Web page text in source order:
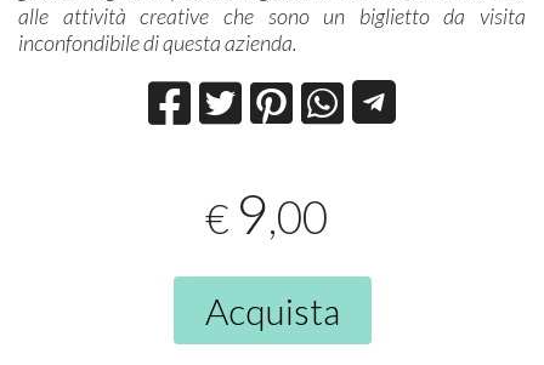
alle attività creative che sono un biglietto da visita
inconfondibile di questa azienda.
€ 9,00
Acquista